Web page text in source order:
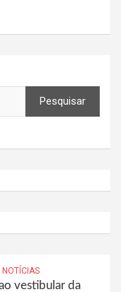
Pesquisar
NOTÍCIAS
vestibular da